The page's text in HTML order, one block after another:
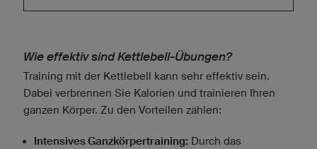
Wie effektiv sind Kettlebell-Übungen?
Training mit der Kettlebell kann sehr effektiv sein.
Dabei verbrennen Sie Kalorien und trainieren Ihren
ganzen Körper. Zu den Vorteilen zählen:
Intensives Ganzkörpertraining: Durch das